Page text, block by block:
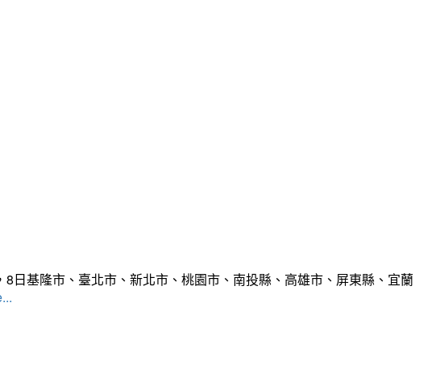
日基隆市、臺北市、新北市、桃園市、南投縣、高雄市、屏東縣、宜蘭